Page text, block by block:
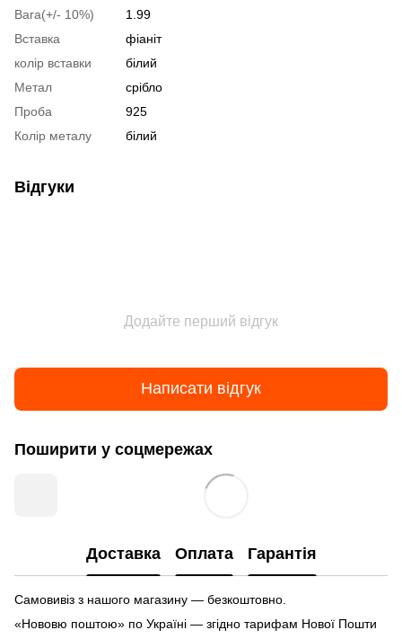
Вага(+/- 10%)
1.99
Вставка
фіаніт
колір вставки
білий
Метал
срібло
Проба
925
Колір металу
білий
Відгуки
Додайте перший відгук
Написати відгук
Поширити у соцмережах
Доставка Оплата Гарантія
Самовивіз з нашого магазину — безкоштовно.
«Нововю поштою» по Україні — згідно тарифам Нової Пошти